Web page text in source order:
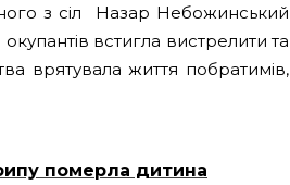
з сіл Назар Небожинський
встигла вистрелити та
врятувала життя побратимів,
померла дитина